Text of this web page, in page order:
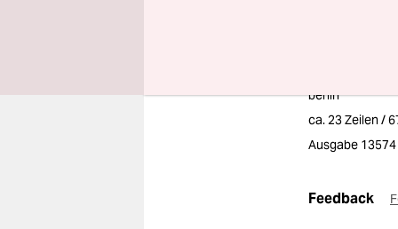
berlin
ca. 23 Zeilen /
Ausgabe 13574
Feedback